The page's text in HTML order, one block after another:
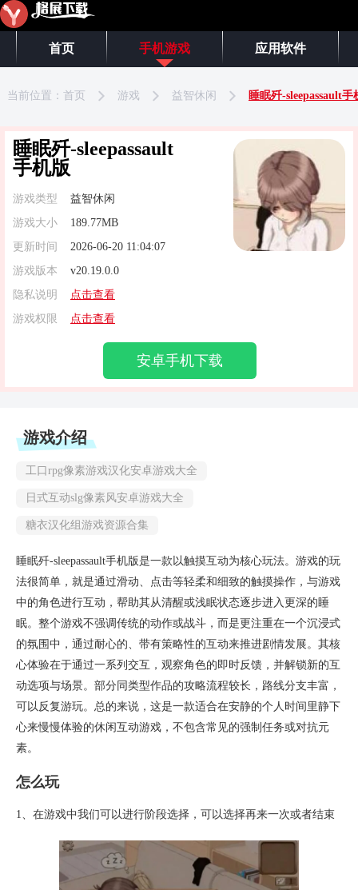
首页 手机游戏 应用软件
当前位置： 首页 游戏 益智休闲 睡眠歼-sleepassault手
睡眠歼-sleepassault
手机版
游戏类型
益智休闲
游戏大小
189.77MB
更新时间
2026-06-20 11:04:07
游戏版本
v20.19.0.0
隐私说明
点击查看
游戏权限
点击查看
安卓手机下载
游戏介绍
工口rpg像素游戏汉化安卓游戏大全
日式互动slg像素风安卓游戏大全
糖衣汉化组游戏资源合集
睡眠歼-sleepassault手机版是一款以触摸互动为核心玩法。游戏的玩
法很简单，就是通过滑动、点击等轻柔和细致的触摸操作，与游戏
中的角色进行互动，帮助其从清醒或浅眠状态逐步进入更深的睡
眠。整个游戏不强调传统的动作或战斗，而是更注重在一个沉浸式
的氛围中，通过耐心的、带有策略性的互动来推进剧情发展。其核
心体验在于通过一系列交互，观察角色的即时反馈，并解锁新的互
动选项与场景。部分同类型作品的攻略流程较长，路线分支丰富，
可以反复游玩。总的来说，这是一款适合在安静的个人时间里静下
心来慢慢体验的休闲互动游戏，不包含常见的强制任务或对抗元
素。
怎么玩
1、在游戏中我们可以进行阶段选择，可以选择再来一次或者结束